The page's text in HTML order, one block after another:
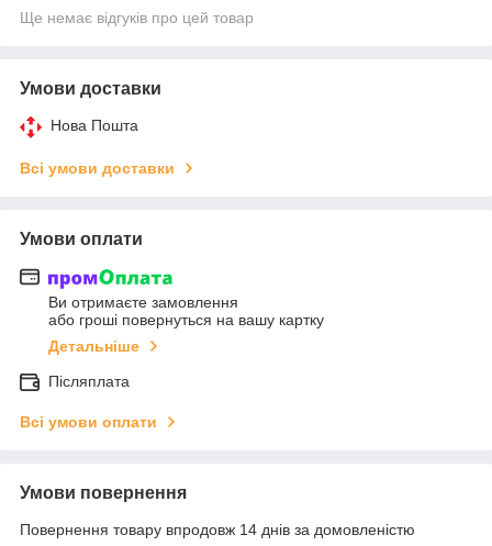
Ще немає відгуків про цей товар
Умови доставки
Нова Пошта
Всі умови доставки
Умови оплати
Ви отримаєте замовлення
або гроші повернуться на вашу картку
Детальніше
Післяплата
Всі умови оплати
Умови повернення
Повернення товару впродовж 14 днів за домовленістю